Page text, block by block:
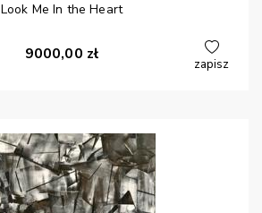
Look Me In the Heart
9000,00 zł
zapisz